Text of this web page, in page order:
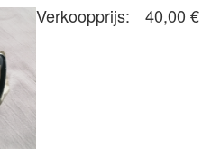
opvragen
Verkoopprijs:
40,00 €